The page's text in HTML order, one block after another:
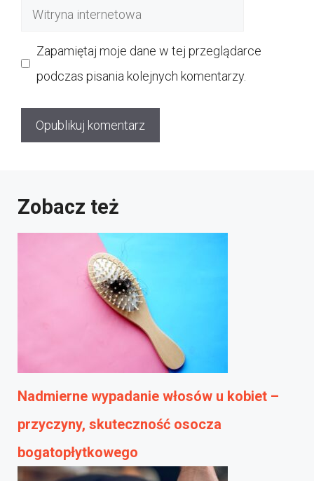
Witryna
Zapamiętaj moje dane w tej przeglądarce
podczas pisania kolejnych komentarzy.
Zobacz też
Nadmierne wypadanie włosów u kobiet –
przyczyny, skuteczność osocza
bogatopłytkowego